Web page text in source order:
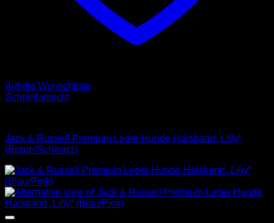
Auf die Wunschliste
Schnellansicht
Jack & Russell Premium Leder Hunde Halsband „Lilly“
(Braun/Schwarz)